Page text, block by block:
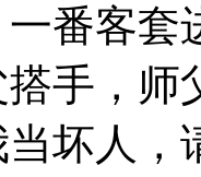
客套
手，师
坏人，